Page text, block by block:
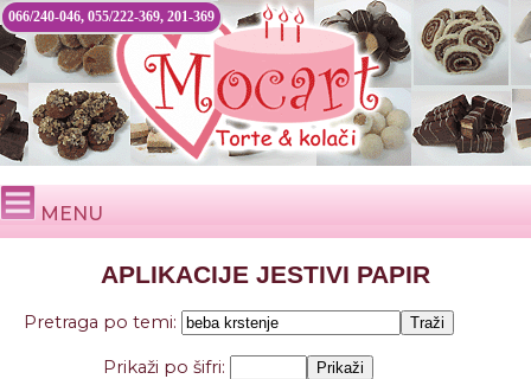
MENU
APLIKACIJE JESTIVI PAPIR
Pretraga po temi:
Prikaži po šifri:
066/240-046, 055/222-369, 201-369